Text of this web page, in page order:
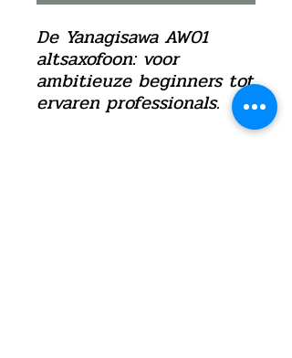
De Yanagisawa AW01
altsaxofoon: voor
ambitieuze beginners tot
ervaren professionals.